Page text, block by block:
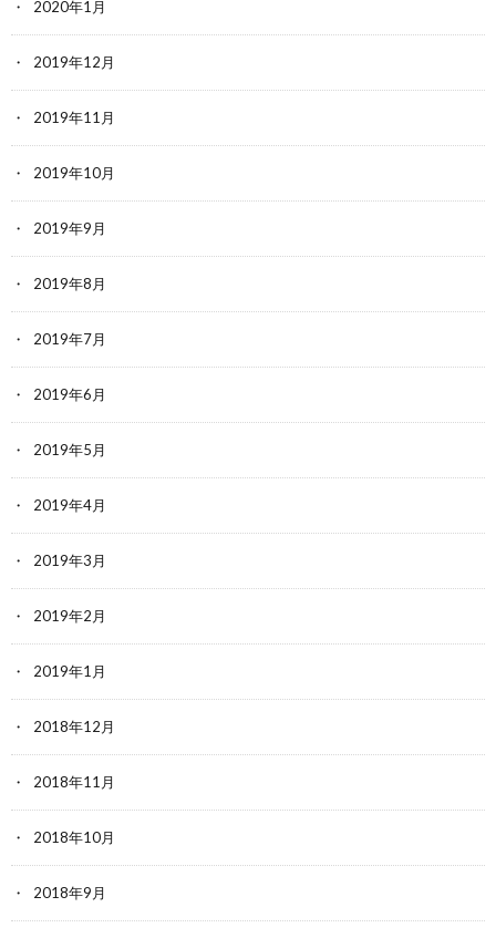
2020年1月
2019年12月
2019年11月
2019年10月
2019年9月
2019年8月
2019年7月
2019年6月
2019年5月
2019年4月
2019年3月
2019年2月
2019年1月
2018年12月
2018年11月
2018年10月
2018年9月